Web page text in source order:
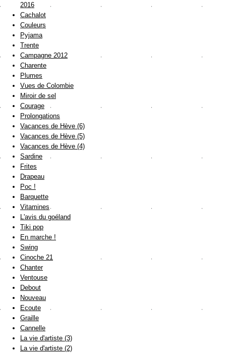
2016
Cachalot
Couleurs
Pyjama
Trente
Campagne 2012
Charente
Plumes
Vues de Colombie
Miroir de sel
Courage
Prolongations
Vacances de Hève (6)
Vacances de Hève (5)
Vacances de Hève (4)
Sardine
Frites
Drapeau
Poc !
Barquette
Vitamines
L'avis du goéland
Tiki pop
En marche !
Swing
Cinoche 21
Chanter
Ventouse
Debout
Nouveau
Ecoute
Graille
Cannelle
La vie d'artiste (3)
La vie d'artiste (2)